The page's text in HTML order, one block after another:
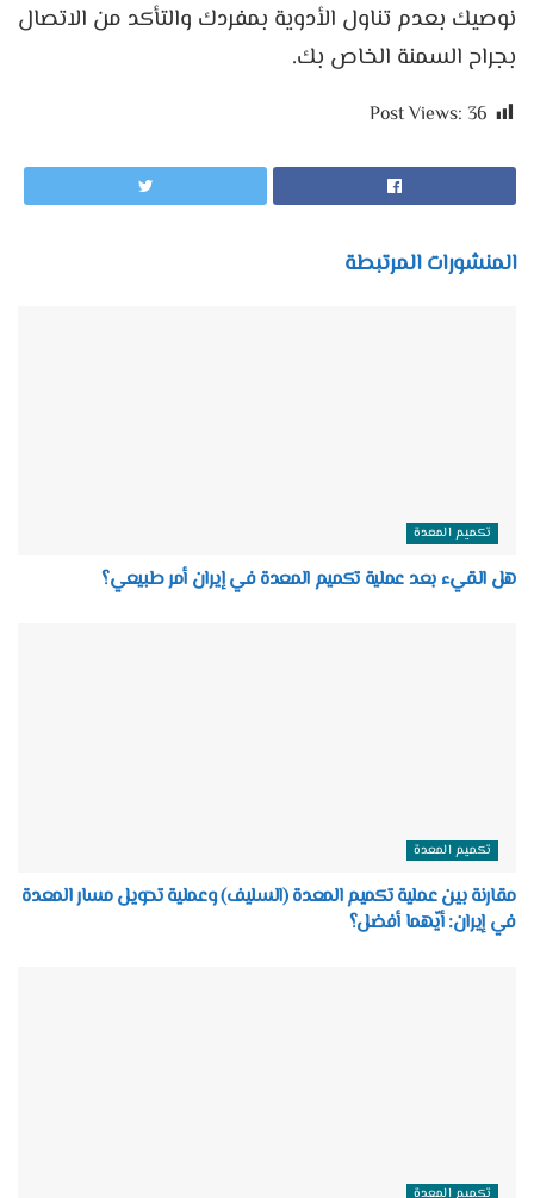
نوصيك بعدم تناول الأدوية بمفردك والتأكد من الاتصال
بجراح السمنة الخاص بك.
Post Views: 36
المنشورات المرتبطة
تكميم المعدة
هل القيء بعد عملية تكميم المعدة في إيران أمر طبيعي؟
تكميم المعدة
مقارنة بين عملية تكميم المعدة (السليف) وعملية تحويل مسار المعدة
في إيران: أيّهما أفضل؟
تكميم المعدة